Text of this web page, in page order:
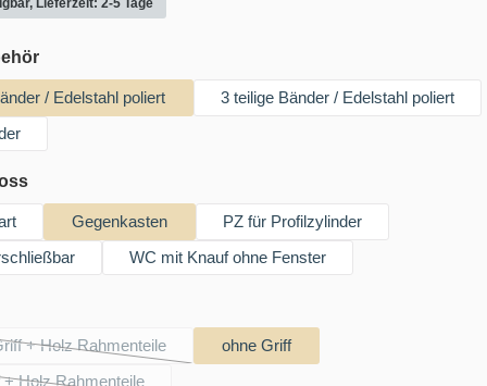
auswählen
/ Edelstahl poliert
3 teilige Bänder / Edelstahl poliert
auswählen
Gegenkasten
PZ für Profilzylinder
WC mit Knauf ohne Fenster
+ Holz Rahmenteile
(Diese Option ist zurzeit nicht verfügbar.)
ohne Griff
+ Holz Rahmenteile